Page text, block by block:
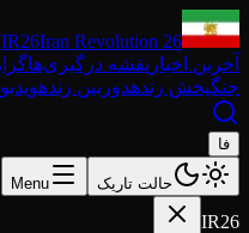
IR26Iran Revolution 26
آخرین اخبار نقشه درگیری‌ها
جنگپخش زندهدوربین زنده
فا
حالت تاریک Menu
IR26